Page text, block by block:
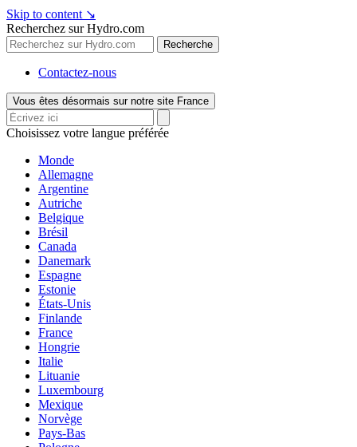
Skip to content ↘
Recherchez sur Hydro.com
Recherche
Contactez-nous
Vous êtes désormais sur notre site France
Choisissez votre langue préférée
Monde
Allemagne
Argentine
Autriche
Belgique
Brésil
Canada
Danemark
Espagne
Estonie
États-Unis
Finlande
France
Hongrie
Italie
Lituanie
Luxembourg
Mexique
Norvège
Pays-Bas